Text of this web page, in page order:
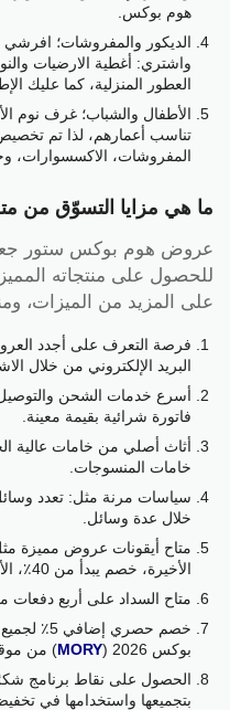
هوم بوكس.
الديكور والمفروشات؛
واشتري: أغطية الارضيات
العطور المنزلية، كما عليك
الأطفال والشباب؛ غرف نوم
تناسب أعمارهم، لذا تم
المفروشات، الاكسسوارات،
ما هي مزايا التسوّق من
عروض هوم بوكس ستور
للحصول على منتجاته
على المزيد من الميزات،
فرصة التعرف على أجدد
البريد الإلكتروني من خلال
أسرع خدمات الشحن
فاتورة شرائية بقيمة معينة.
أثاث أصلي من خامات عالية
خامات المنسوجات.
سياسات مرنة مثل: تعدد
خلال عدة وسائل.
متاح أيقونات عروض مميزة
الأخيرة، خصم يبدأ من 40٪، الأفضل مبيعًا، عروض أقل من 25 ريال.
متاح السداد على أربع دفعات
خصم حصري
بوكس 2026 (
MORY) من
الحصول على نقاط برنامج
بتجميعها واستخدامها في